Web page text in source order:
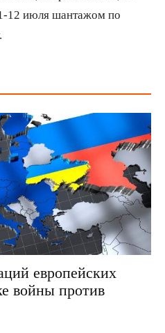
12 июля шантажом по
европейских
войны против